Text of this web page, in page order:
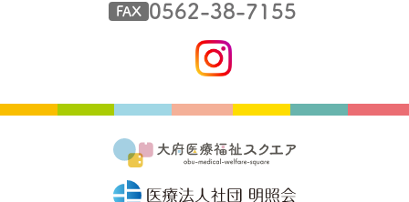
FAX 0562-38-7155